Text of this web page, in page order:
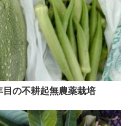
の不耕起無農薬栽培